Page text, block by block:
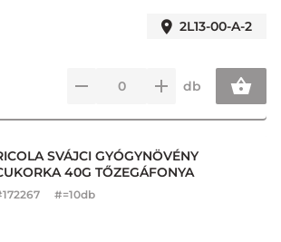
2L13-00-A-2
db
SVÁJCI GYÓGYNÖVÉNY
40G TŐZEGÁFONYA
172267 #=10db